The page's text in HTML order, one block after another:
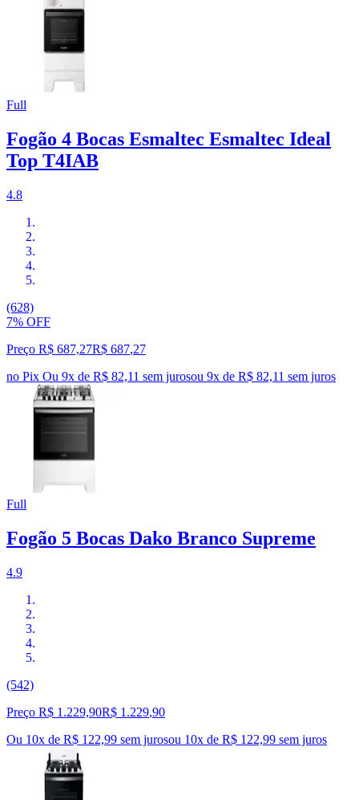
Full
Fogão 4 Bocas Esmaltec Esmaltec Ideal
Top T4IAB
4.8
(628)
7% OFF
Preço R$ 687,27R$ 687,27
no Pix Ou 9x de R$ 82,11 sem jurosou 9x de R$ 82,11 sem juros
Full
Fogão 5 Bocas Dako Branco Supreme
4.9
(542)
Preço R$ 1.229,90R$ 1.229,90
Ou 10x de R$ 122,99 sem jurosou 10x de R$ 122,99 sem juros